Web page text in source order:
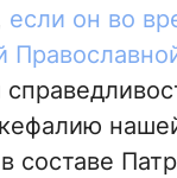
если он во
составе